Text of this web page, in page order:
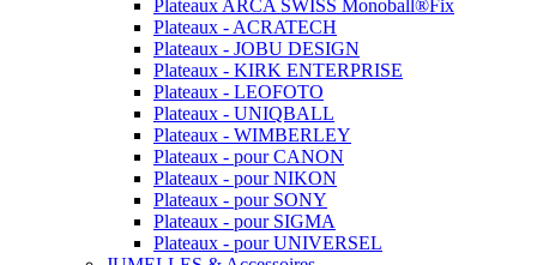
Plateaux ARCA SWISS Monoball®Fix
Plateaux - ACRATECH
Plateaux - JOBU DESIGN
Plateaux - KIRK ENTERPRISE
Plateaux - LEOFOTO
Plateaux - UNIQBALL
Plateaux - WIMBERLEY
Plateaux - pour CANON
Plateaux - pour NIKON
Plateaux - pour SONY
Plateaux - pour SIGMA
Plateaux - pour UNIVERSEL